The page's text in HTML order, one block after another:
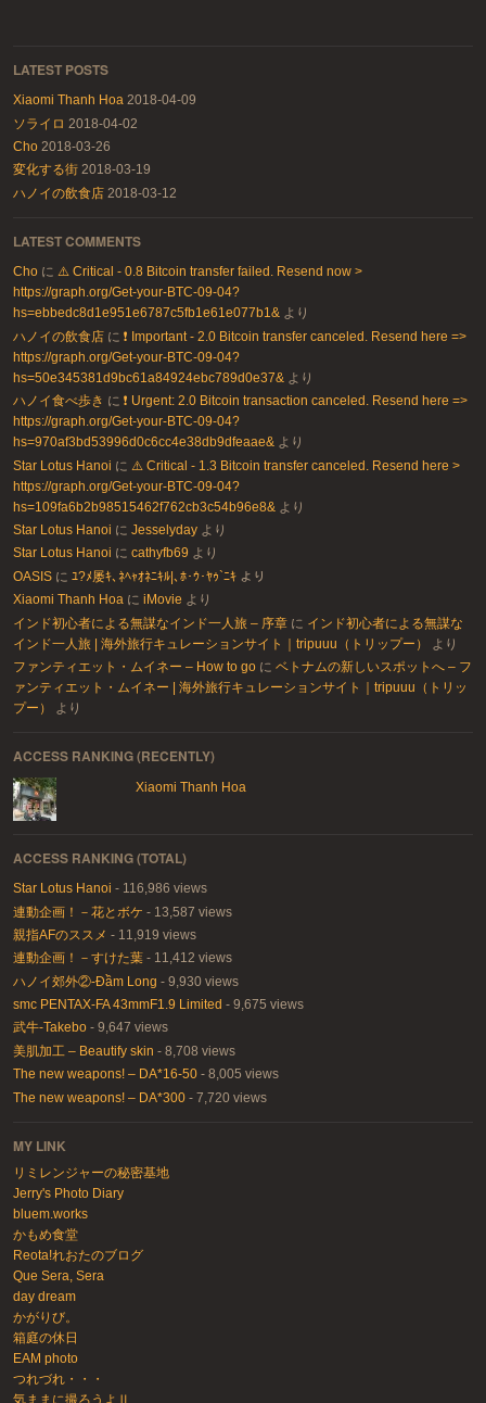
LATEST POSTS
Xiaomi Thanh Hoa 2018-04-09
ソライロ 2018-04-02
Cho 2018-03-26
変化する街 2018-03-19
ハノイの飲食店 2018-03-12
LATEST COMMENTS
Choに ⚠️ Critical - 0.8 Bitcoin transfer failed. Resend now >
https://graph.org/Get-your-BTC-09-04?
hs=ebbedc8d1e951e6787c5fb1e61e077b1&より
ハノイの飲食店に ❗ Important - 2.0 Bitcoin transfer canceled. Resend here =>
https://graph.org/Get-your-BTC-09-04?
hs=50e345381d9bc61a84924ebc789d0e37& より
ハノイ食べ歩き に ❗ Urgent: 2.0 Bitcoin transaction canceled. Resend here =>
https://graph.org/Get-your-BTC-09-04?
hs=970af3bd53996d0c6cc4e38db9dfeaae&より
Star Lotus Hanoi に ⚠️ Critical - 1.3 Bitcoin transfer canceled. Resend here >
https://graph.org/Get-your-BTC-09-04?
hs=109fa6b2b98515462f762cb3c54b96e8& より
Star Lotus Hanoi に Jesselydayより
Star Lotus Hanoi に cathyfb69 より
OASISに ﾕ?ﾒ屡ｷ､ﾈﾍｬｵﾈﾆｷﾙ|､ﾎ･ｳ･ﾔｩ`ﾆｷより
Xiaomi Thanh Hoaに iMovie より
インド初心者による無謀なインド一人旅 – 序章に インド初心者による無謀な
インド一人旅 | 海外旅行キュレーションサイト｜tripuuu（トリップー）
より
ファンティエット・ムイネー – How to goに ベトナムの新しいスポットへ – フ
ァンティエット・ムイネー | 海外旅行キュレーションサイト｜tripuuu（トリッ
プー）
より
ACCESS RANKING (RECENTLY)
Xiaomi Thanh Hoa
ACCESS RANKING (TOTAL)
Star Lotus Hanoi - 116,986 views
連動企画！－花とボケ - 13,587 views
親指AFのススメ - 11,919 views
連動企画！－すけた葉- 11,412 views
ハノイ郊外②-Đầm Long - 9,930 views
smc PENTAX-FA 43mmF1.9 Limited - 9,675 views
武牛-Takebo- 9,647 views
美肌加工 – Beautify skin - 8,708 views
The new weapons! – DA*16-50- 8,005 views
The new weapons! – DA*300- 7,720 views
MY LINK
リミレンジャーの秘密基地
Jerry's Photo Diary
bluem.works
かもめ食堂
Reota!れおたのブログ
Que Sera, Sera
day dream
かがりび。
箱庭の休日
EAM photo
つれづれ・・・
気ままに撮ろうよⅡ